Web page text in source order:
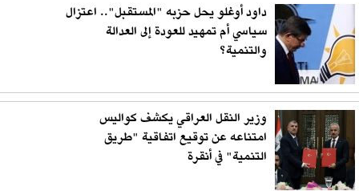
داود أوغلو يحل حزبه "المستقبل".. اعتزال
سياسي أم تمهيد للعودة إلى العدالة
والتنمية؟
وزير النقل العراقي يكشف كواليس
امتناعه عن توقيع اتفاقية "طريق
التنمية" في أنقرة